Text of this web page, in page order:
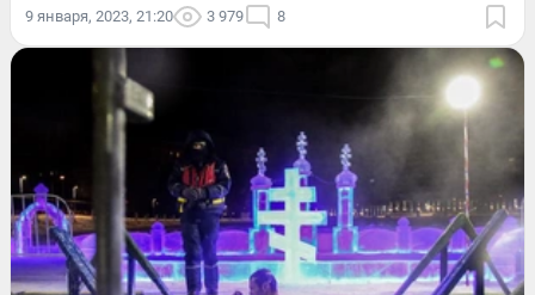
9 января, 2023, 21:20 3 979 8